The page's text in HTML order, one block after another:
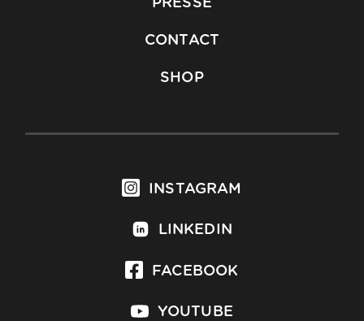
PRESSE
CONTACT
SHOP
INSTAGRAM
LINKEDIN
FACEBOOK
YOUTUBE